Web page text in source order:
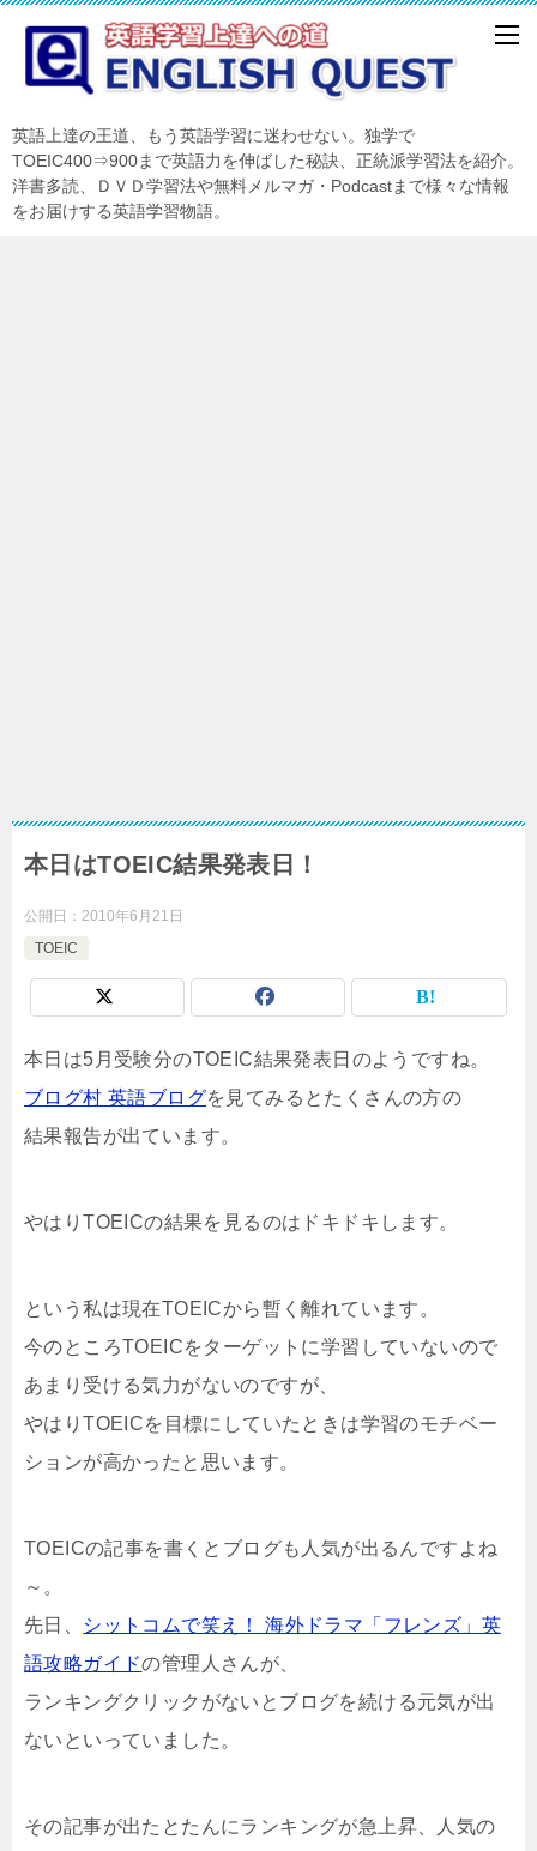
英語上達の王道、もう英語学習に迷わせない。独学で
TOEIC400⇒900まで英語力を伸ばした秘訣、正統派学習法を紹介。
洋書多読、ＤＶＤ学習法や無料メルマガ・Podcastまで様々な情報
をお届けする英語学習物語。
本日はTOEIC結果発表日！
公開日： 2010年6月21日
TOEIC
本日は5月受験分のTOEIC結果発表日のようですね。
ブログ村 英語ブログを見てみるとたくさんの方の
結果報告が出ています。
やはりTOEICの結果を見るのはドキドキします。
という私は現在TOEICから暫く離れています。
今のところTOEICをターゲットに学習していないので
あまり受ける気力がないのですが、
やはりTOEICを目標にしていたときは学習のモチベー
ションが高かったと思います。
TOEICの記事を書くとブログも人気が出るんですよね
～。
先日、
シットコムで笑え！ 海外ドラマ「フレンズ」英
語攻略ガイドの管理人さんが、
ランキングクリックがないとブログを続ける元気が出
ないといっていました。
その記事が出たとたんにランキングが急上昇、人気の